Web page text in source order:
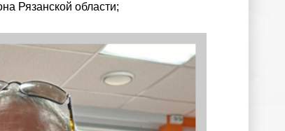
Рязанской области;